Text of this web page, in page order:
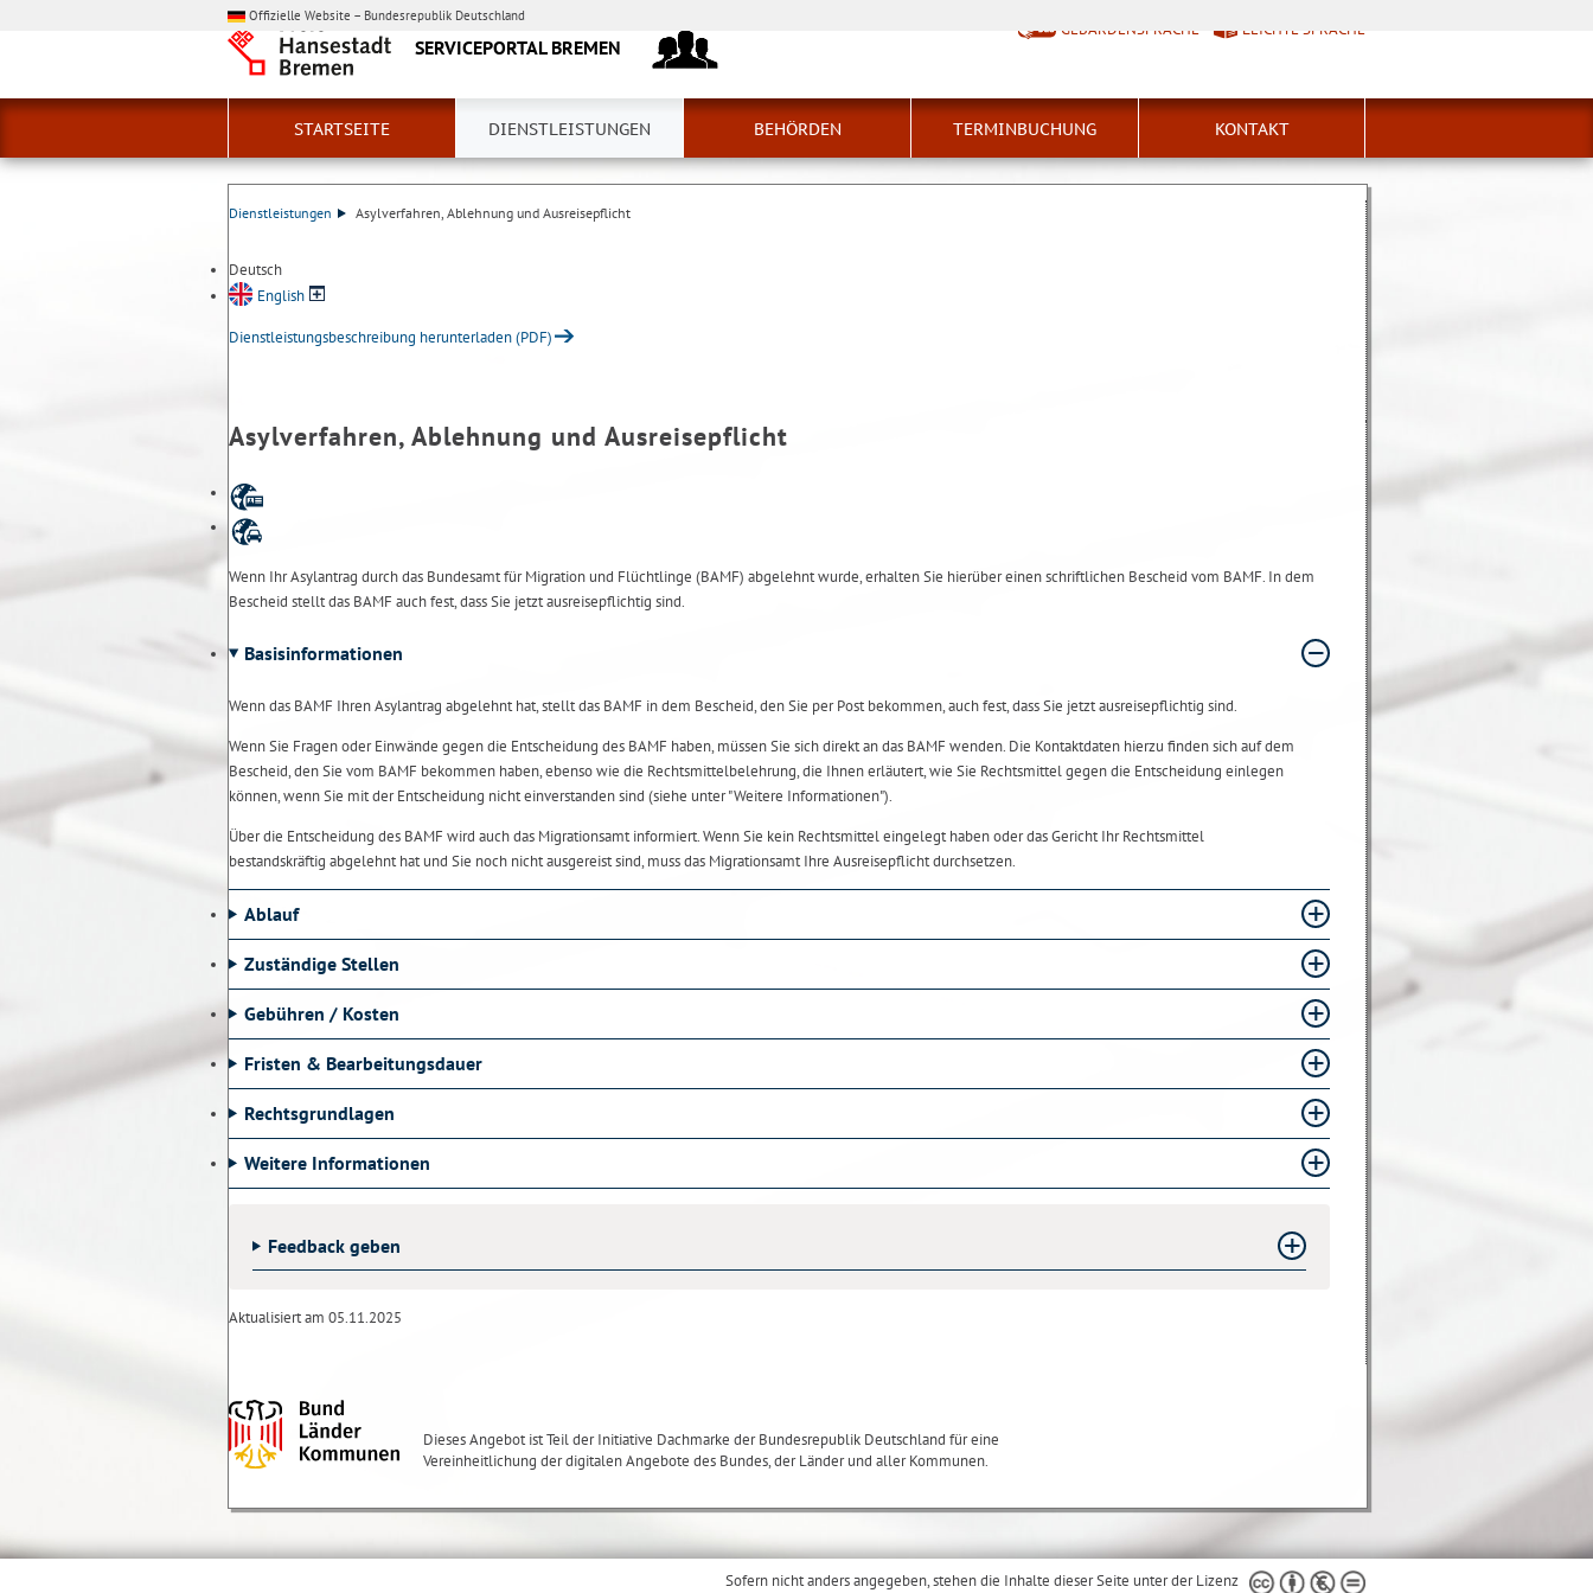
Offizielle Website – Bundesrepublik Deutschland
SERVICEPORTAL BREMEN
GEBÄRDENSPRACHE LEICHTE SPRACHE
STARTSEITE DIENSTLEISTUNGEN BEHÖRDEN TERMINBUCHUNG KONTAKT
Dienstleistungen Asylverfahren, Ablehnung und Ausreisepflicht
Deutsch
English
Dienstleistungsbeschreibung herunterladen (PDF)
Asylverfahren, Ablehnung und Ausreisepflicht
Wenn Ihr Asylantrag durch das Bundesamt für Migration und Flüchtlinge (BAMF) abgelehnt wurde, erhalten Sie hierüber einen schriftlichen Bescheid vom BAMF. In dem
Bescheid stellt das BAMF auch fest, dass Sie jetzt ausreisepflichtig sind.
Basisinformationen
Wenn das BAMF Ihren Asylantrag abgelehnt hat, stellt das BAMF in dem Bescheid, den Sie per Post bekommen, auch fest, dass Sie jetzt ausreisepflichtig sind.
Wenn Sie Fragen oder Einwände gegen die Entscheidung des BAMF haben, müssen Sie sich direkt an das BAMF wenden. Die Kontaktdaten hierzu finden sich auf dem
Bescheid, den Sie vom BAMF bekommen haben, ebenso wie die Rechtsmittelbelehrung, die Ihnen erläutert, wie Sie Rechtsmittel gegen die Entscheidung einlegen
können, wenn Sie mit der Entscheidung nicht einverstanden sind (siehe unter "Weitere Informationen").
Über die Entscheidung des BAMF wird auch das Migrationsamt informiert. Wenn Sie kein Rechtsmittel eingelegt haben oder das Gericht Ihr Rechtsmittel
bestandskräftig abgelehnt hat und Sie noch nicht ausgereist sind, muss das Migrationsamt Ihre Ausreisepflicht durchsetzen.
Ablauf
Zuständige Stellen
Gebühren / Kosten
Fristen & Bearbeitungsdauer
Rechtsgrundlagen
Weitere Informationen
Feedback geben
Aktualisiert am 05.11.2025
Dieses Angebot ist Teil der Initiative Dachmarke der Bundesrepublik Deutschland für eine
Vereinheitlichung der digitalen Angebote des Bundes, der Länder und aller Kommunen.
Sofern nicht anders angegeben, stehen die Inhalte dieser Seite unter der Lizenz